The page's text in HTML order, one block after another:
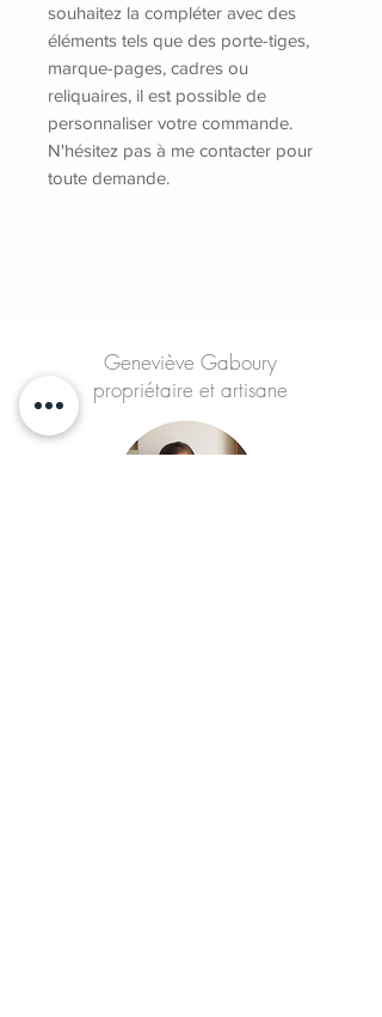
souhaitez la compléter avec des
éléments tels que des porte-tiges,
marque-pages, cadres ou
reliquaires, il est possible de
personnaliser votre commande.
N'hésitez pas à me contacter pour
toute demande.
Geneviève Gaboury
propriétaire et artisane